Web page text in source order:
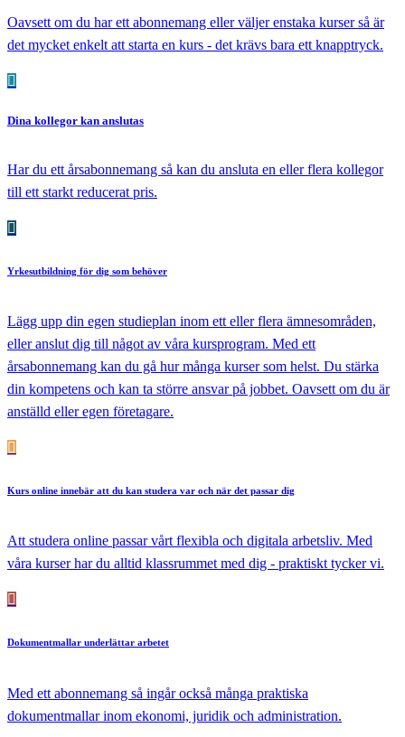
Oavsett om du har ett abonnemang eller väljer enstaka kurser så är
det mycket enkelt att starta en kurs - det krävs bara ett knapptryck.
Dina kollegor kan anslutas
Har du ett årsabonnemang så kan du ansluta en eller flera kollegor
till ett starkt reducerat pris.
Yrkesutbildning för dig som behöver
Lägg upp din egen studieplan inom ett eller flera ämnesområden,
eller anslut dig till något av våra kursprogram. Med ett
årsabonnemang kan du gå hur många kurser som helst. Du stärka
din kompetens och kan ta större ansvar på jobbet. Oavsett om du är
anställd eller egen företagare.
Kurs online innebär att du kan studera var och när det passar dig
Att studera online passar vårt flexibla och digitala arbetsliv. Med
våra kurser har du alltid klassrummet med dig - praktiskt tycker vi.
Dokumentmallar underlättar arbetet
Med ett abonnemang så ingår också många praktiska
dokumentmallar inom ekonomi, juridik och administration.